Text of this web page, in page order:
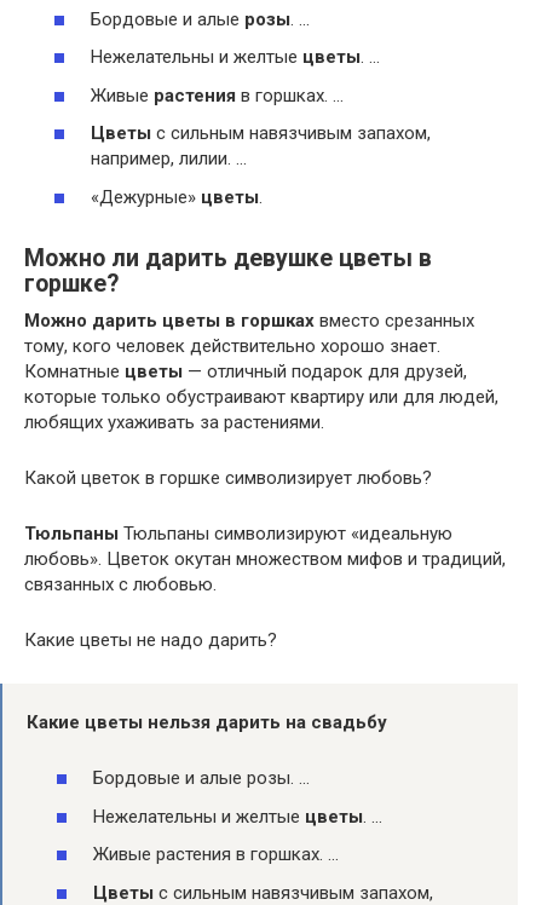
Бордовые и алые розы. …
Нежелательны и желтые цветы. …
Живые растения в горшках. …
Цветы с сильным навязчивым запахом,
например, лилии. …
«Дежурные» цветы.
Можно ли дарить девушке цветы в
горшке?
Можно дарить цветы в горшках вместо срезанных
тому, кого человек действительно хорошо знает.
Комнатные цветы — отличный подарок для друзей,
которые только обустраивают квартиру или для людей,
любящих ухаживать за растениями.
Какой цветок в горшке символизирует любовь?
Тюльпаны Тюльпаны символизируют «идеальную
любовь». Цветок окутан множеством мифов и традиций,
связанных с любовью.
Какие цветы не надо дарить?
Какие цветы нельзя дарить на свадьбу
Бордовые и алые розы. …
Нежелательны и желтые цветы. …
Живые растения в горшках. …
Цветы с сильным навязчивым запахом,